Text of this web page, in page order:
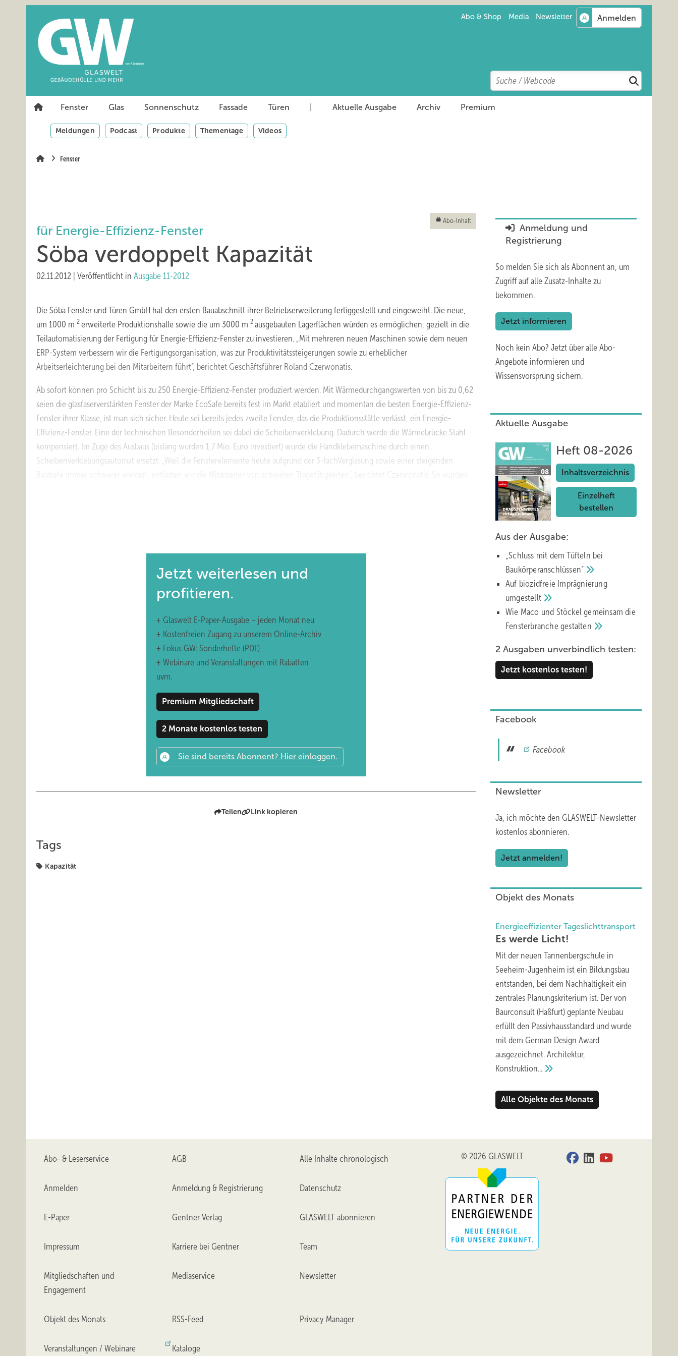
Abo & Shop Media Newsletter
Search
Suchen
Fenster Glas Sonnenschutz Fassade Türen Aktuelle Ausgabe Archiv Premium
Meldungen Podcast Produkte Thementage Videos
Fenster
Abo-Inhalt
für Energie-Effizienz-Fenster
Söba verdoppelt Kapazität
02.11.2012 Veröffentlicht in Ausgabe 11-2012
Die Söba Fenster und Türen GmbH hat den ersten Bauabschnitt ihrer Betriebserweiterung fertiggestellt und eingeweiht. Die neue,
um 1000 m 2 erweiterte Produktionshalle sowie die um 3000 m 2 ausgebauten Lagerflächen würden es ermöglichen, gezielt in die
Teilautomatisierung der Fertigung für Energie-Effizienz-Fenster zu investieren. „Mit mehreren neuen Maschinen sowie dem neuen
ERP-System verbessern wir die Fertigungsorganisation, was zur Produktivitätssteigerungen sowie zu erheblicher
Arbeitserleichterung bei den Mitarbeitern führt“, berichtet Geschäftsführer Roland Czerwonatis.
Ab sofort können pro Schicht bis zu 250 Energie-Effizienz-Fenster produziert werden. Mit Wärmedurchgangswerten von bis zu 0,62
seien die glasfaserverstärkten Fenster der Marke EcoSafe bereits fest im Markt etabliert und momentan die besten Energie-Effizienz-
Fenster ihrer Klasse, ist man sich sicher. Heute sei bereits jedes zweite Fenster, das die Produktionsstätte verlässt, ein Energie-
Effizienz-Fenster. Eine der technischen Besonderheiten sei dabei die Scheibenverklebung. Dadurch werde die Wärmebrücke Stahl
kompensiert. Im Zuge des Ausbaus (bislang wurden 1,7 Mio. Euro investiert) wurde die Handklebemaschine durch einen
Scheibenverklebungsautomat ersetzt. „Weil die Fensterelemente heute aufgrund der 3-fachVerglasung sowie einer steigenden
Jetzt weiterlesen und
profitieren.
+ Glaswelt E-Paper-Ausgabe – jeden Monat neu
+ Kostenfreien Zugang zu unserem Online-Archiv
+ Fokus GW: Sonderhefte (PDF)
+ Webinare und Veranstaltungen mit Rabatten
uvm.
Premium Mitgliedschaft
2 Monate kostenlos testen
Teilen Link kopieren
Tags
Kapazität
Anmeldung und
Registrierung
So melden Sie sich als Abonnent an, um
Zugriff auf alle Zusatz-Inhalte zu
bekommen.
Jetzt informieren
Noch kein Abo? Jetzt über alle Abo-
Angebote informieren und
Wissensvorsprung sichern.
Aktuelle Ausgabe
Heft 08-2026
Inhaltsverzeichnis
Einzelheft
bestellen
Aus der Ausgabe:
„Schluss mit d em Tüfteln bei
Baukörperanschlüssen“
Auf biozidfreie Imprägnierung
umgestellt
Wie Maco und Stöckel gemeinsam die
Fensterbranche gestalten
2 Ausgaben unverbindlich testen:
Jetzt kostenlos testen!
Facebook
Facebook
Newsletter
Ja, ich möchte den GLASWELT-Newsletter
kostenlos abonnieren.
Jetzt anmelden!
Objekt des Monats
Energieeffizienter Tageslichttransport
Es werde Licht!
Mit der neuen Tannenbergschule in
Seeheim-Jugenheim ist ein Bildungsbau
entstanden, bei dem Nachhaltigkeit ein
zentrales Planungskriterium ist. Der von
Baurconsult (Haßfurt) geplante Neubau
erfüllt den Passivhausstandard und wurde
mit dem German Design Award
ausgezeichnet. Architektur,
Konstruktion...
Alle Objekte des Monats
Abo- & Leserservice AGB Alle Inhalte chronologisch
Anmelden Anmeldung & Registrierung Datenschutz
E-Paper Gentner Verlag GLASWELT abonnieren
Impressum Karriere bei Gentner Team
Mitgliedschaften und
Engagement
Mediaservice Newsletter
Objekt des Monats RSS-Feed Privacy Manager
Veranstaltungen / Webinare Kataloge
© 2026 GLASWELT